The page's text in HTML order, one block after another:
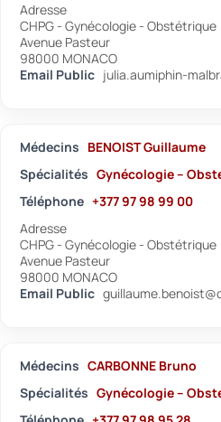
Adresse
CHPG - Gynécologie - Obstétrique
Avenue Pasteur
98000 MONACO
Email Public julia.aumiphin-
Médecins BENOIST Guillaume
Spécialités Gynécologie –
Téléphone +377 97 98 99 00
Adresse
CHPG - Gynécologie - Obstétrique
Avenue Pasteur
98000 MONACO
Email Public
Médecins CARBONNE Bruno
Spécialités Gynécologie –